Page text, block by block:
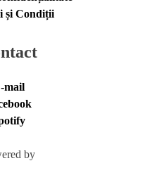
și Condiții
mail
by